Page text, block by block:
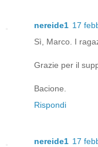
nereide1 17
Sì, Marco. I
Grazie per il
Bacione.
Rispondi
nereide1 17